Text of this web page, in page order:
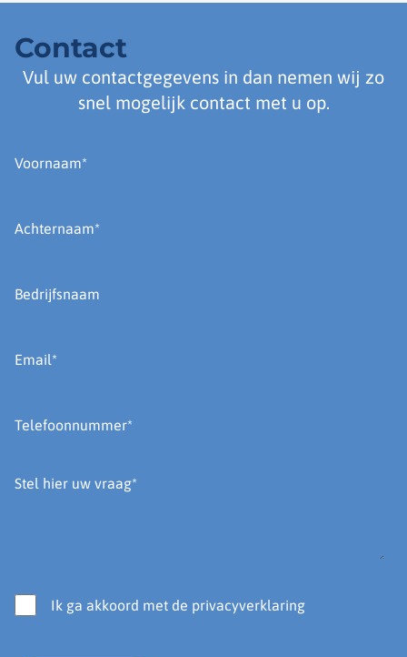
Contact
Vul uw contactgegevens in dan nemen wij zo
snel mogelijk contact met u op.
Ik ga akkoord met de privacyverklaring